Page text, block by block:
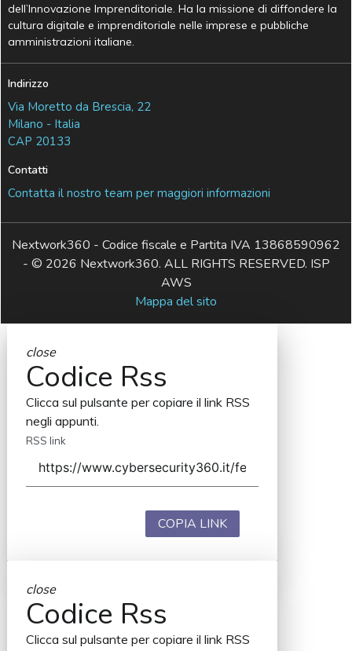
dell’Innovazione Imprenditoriale. Ha la missione di diffondere la
cultura digitale e imprenditoriale nelle imprese e pubbliche
amministrazioni italiane.
Indirizzo
Via Moretto da Brescia, 22
Milano - Italia
CAP 20133
Contatti
Contatta il nostro team per maggiori informazioni
Nextwork360 - Codice fiscale e Partita IVA 13868590962
- © 2026 Nextwork360. ALL RIGHTS RESERVED. ISP
AWS
Mappa del sito
close
Codice Rss
Clicca sul pulsante per copiare il link RSS
negli appunti.
RSS link
COPIA LINK
close
Codice Rss
Clicca sul pulsante per copiare il link RSS